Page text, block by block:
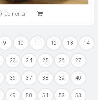
Comentar
9 10 11 12 13 14
23 24 25 26 27
36 37 38 39 40
49 50 51 52 53